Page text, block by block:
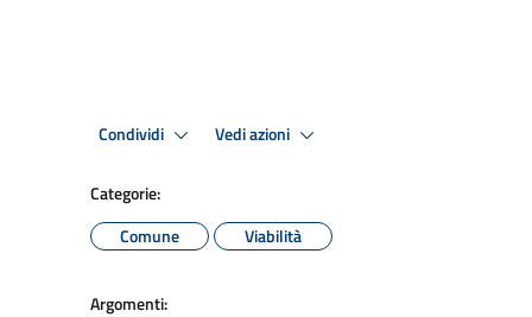
Condividi Vedi azioni
Categorie:
Comune
Viabilità
Argomenti: